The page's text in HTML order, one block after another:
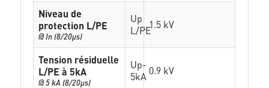
Niveau de
protection L/PE
@ In (8/20µs)
Up
L/PE1.5 kV
Tension résiduelle
L/PE à 5kA
@ 5 kA (8/20µs)
Up-
5kA 0.9 kV